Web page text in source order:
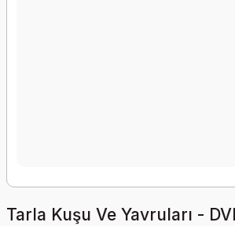
Tarla Kuşu Ve Yavruları -